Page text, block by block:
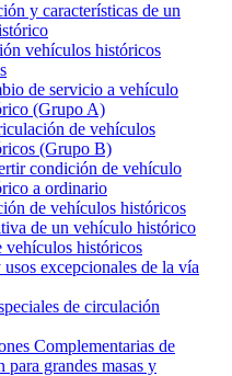
y características de un
vehículos históricos
de servicio a vehículo
(Grupo A)
de vehículos
(Grupo B)
condición de vehículo
a ordinario
de vehículos históricos
de un vehículo histórico
vehículos históricos
excepcionales de la vía
de circulación
Complementarias de
para grandes masas y